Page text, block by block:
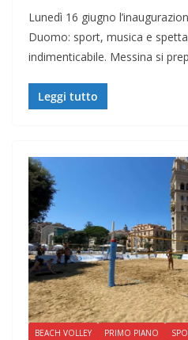
Lunedì 16 giugno
Duomo: sport, musica e
indimenticabile. Messina si
Leggi tutto
BEACH VOLLEY PRIMO PIANO